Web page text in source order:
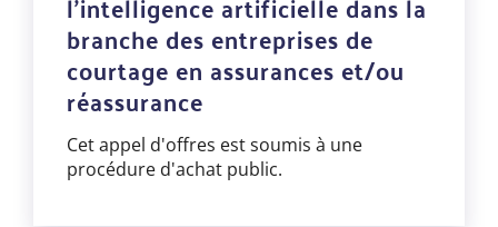
branche des entreprises de
courtage en assurances et/ou
réassurance
Cet appel d'offres est soumis à une
procédure d'achat public.